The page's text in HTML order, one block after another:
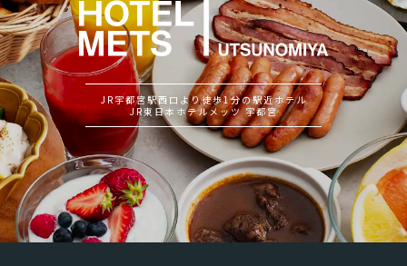
JR宇都宮駅西口より徒歩1分の駅近ホテル
JR東日本ホテルメッツ 宇都宮